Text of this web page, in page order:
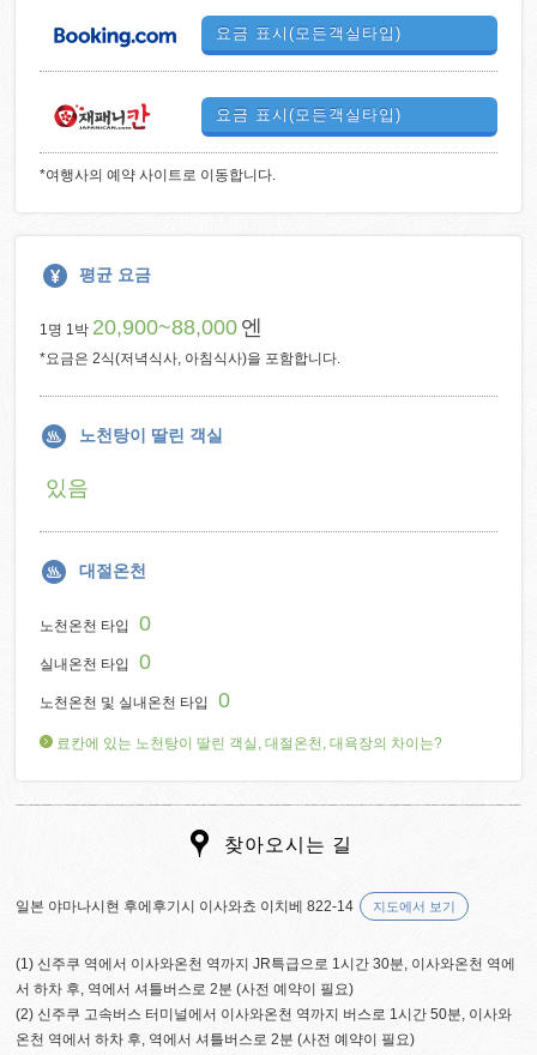
요금 표시(모든객실타입)
요금 표시(모든객실타입)
*여행사의 예약 사이트로 이동합니다.
평균 요금
1명 1박 20,900~88,000 엔
*요금은 2식(저녁식사, 아침식사)을 포함합니다.
노천탕이 딸린 객실
있음
대절온천
노천온천 타입 0
실내온천 타입 0
노천온천 및 실내온천 타입 0
료칸에 있는 노천탕이 딸린 객실, 대절온천, 대욕장의 차이는?
찾아오시는 길
일본 야마나시현 후에후기시 이사와쵸 이치베 822-14 지도에서 보기
(1) 신주쿠 역에서 이사와온천 역까지 JR특급으로 1시간 30분, 이사와온천 역에
서 하차 후, 역에서 셔틀버스로 2분 (사전 예약이 필요)
(2) 신주쿠 고속버스 터미널에서 이사와온천 역까지 버스로 1시간 50분, 이사와
온천 역에서 하차 후, 역에서 셔틀버스로 2분 (사전 예약이 필요)